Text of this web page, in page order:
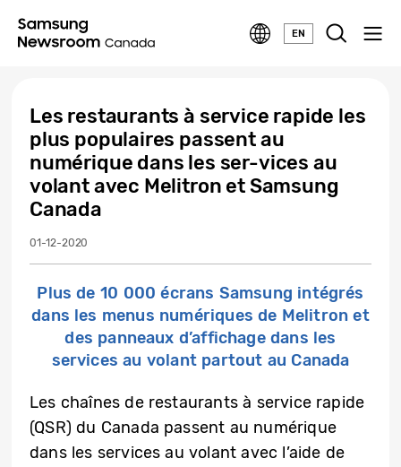
EN
Les restaurants à service rapide les
plus populaires passent au
numérique dans les ser-vices au
volant avec Melitron et Samsung
Canada
01-12-2020
Plus de 10 000 écrans Samsung intégrés
dans les menus numériques de Melitron et
des panneaux d’affichage dans les
services au volant partout au Canada
Les chaînes de restaurants à service rapide
(QSR) du Canada passent au numérique
dans les services au volant avec l’aide de